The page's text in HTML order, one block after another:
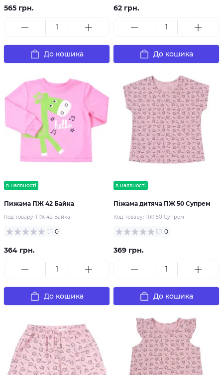
565 грн.
До кошика
62 грн.
До кошика
в наявності
Пижама ПЖ 42 Байка
Код товару: ПЖ 42 Байка
0
364 грн.
До кошика
в наявності
Піжама дитяча ПЖ 50 Супрем
Код товару: ПЖ 50 Супрем
0
369 грн.
До кошика